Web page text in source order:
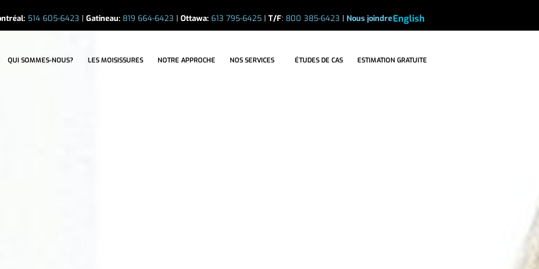
514 605-6423 | Gatineau: 819 664-6423 | Ottawa: 613 795-6425 | T/F: 800 385-6423 | Nous joindreEnglish
QUI SOMMES-NOUS? LES MOISISSURES NOTRE APPROCHE NOS SERVICES ÉTUDES DE CAS ESTIMATION GRATUITE